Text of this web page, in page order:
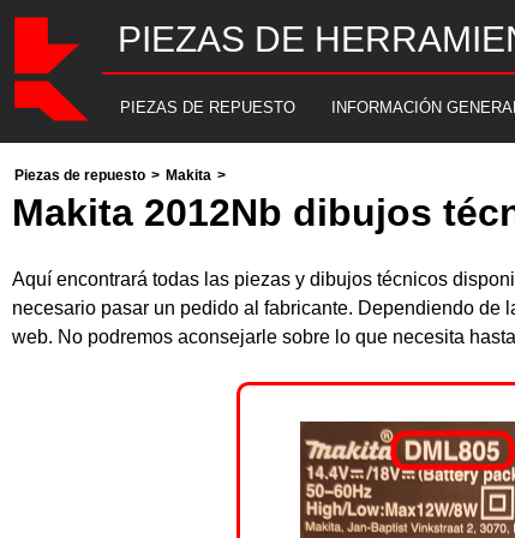
PIEZAS DE
PIEZAS DE REPUESTO INFORMACIÓN
Piezas de repuesto > Makita >
Makita 2012Nb dibujos
Aquí encontrará todas las piezas y dibujos técnicos
necesario pasar un pedido al fabricante. Dependiendo de
web. No podremos aconsejarle sobre lo que necesita